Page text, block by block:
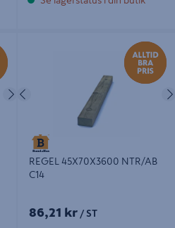
Nästa
REGEL 45X70X3600 NTR/AB C14
REGEL 45X70X3600 NTR/AB
C14
86,21 kr / ST